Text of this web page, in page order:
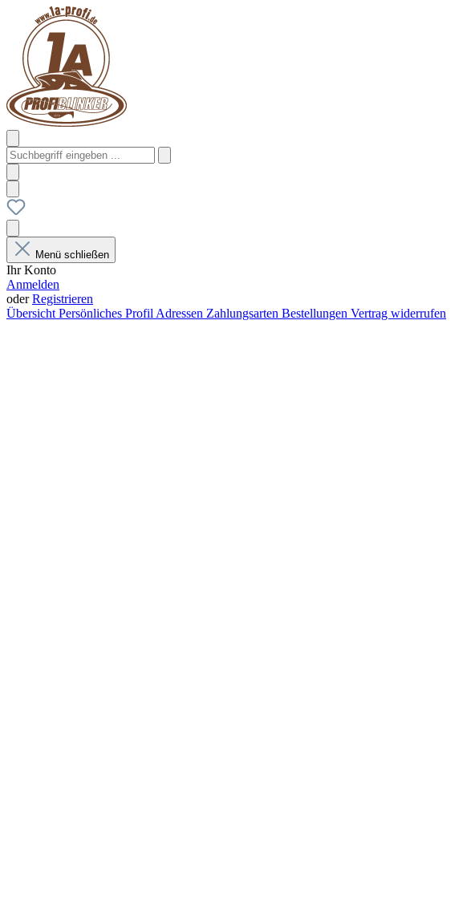
Menü schließen
Ihr Konto
Anmelden
oderRegistrieren
Übersicht Persönliches Profil Adressen Zahlungsarten Bestellungen Vertrag widerrufen